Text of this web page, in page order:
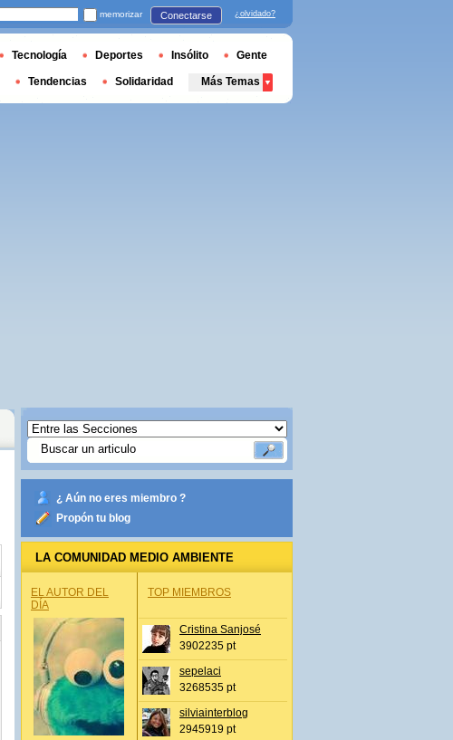
¿ Aún no eres miembro ?
Propón tu blog
LA COMUNIDAD MEDIO AMBIENTE
EL AUTOR DEL
DÍA
TOP MIEMBROS
Cristina Sanjosé
3902235 pt
sepelaci
3268535 pt
silviainterblog
2945919 pt
memorizar Conectarse ¿olvidado?
Tecnología Deportes Insólito Gente
Tendencias Solidaridad Más Temas